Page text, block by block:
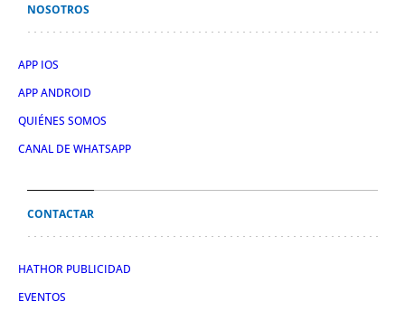
NOSOTROS
APP IOS
APP ANDROID
QUIÉNES SOMOS
CANAL DE WHATSAPP
CONTACTAR
HATHOR PUBLICIDAD
EVENTOS